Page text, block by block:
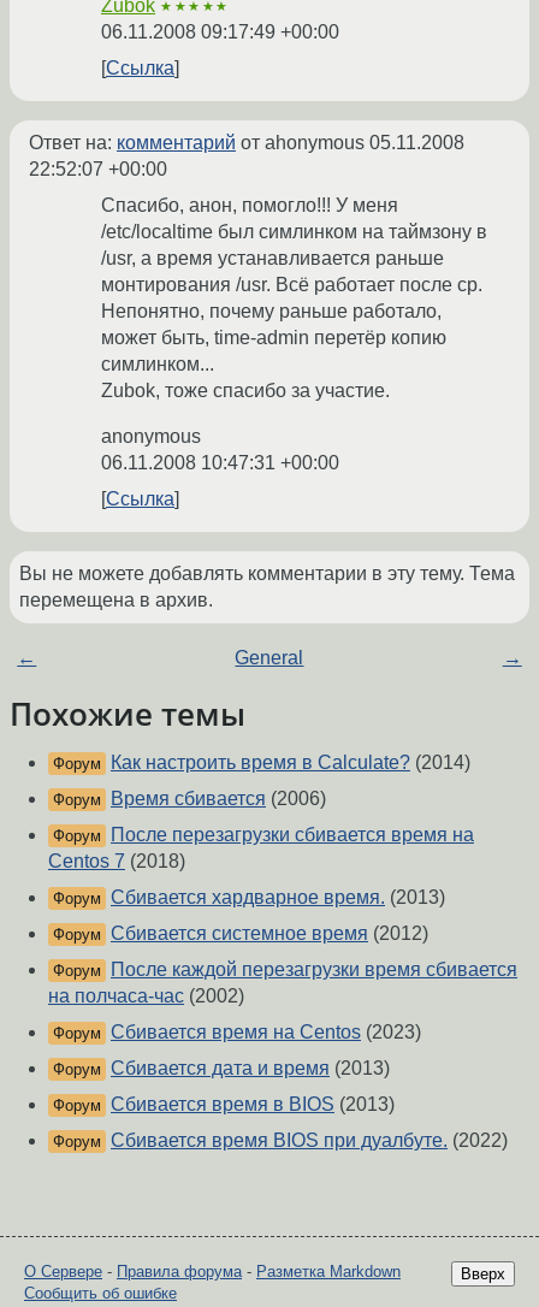
Zubok ★★★★★
06.11.2008 09:17:49 +00:00
Ссылка
Ответ на: комментарий от ahonymous 05.11.2008
22:52:07 +00:00
Спасибо, анон, помогло!!! У меня
/etc/localtime был симлинком на таймзону в
/usr, а время устанавливается раньше
монтирования /usr. Всё работает после cp.
Непонятно, почему раньше работало,
может быть, time-admin перетёр копию
симлинком...
Zubok, тоже спасибо за участие.
anonymous
06.11.2008 10:47:31 +00:00
Ссылка
Вы не можете добавлять комментарии в эту тему. Тема
перемещена в архив.
← General →
Похожие темы
Форум Как настроить время в Calculate? (2014)
Форум Время сбивается (2006)
Форум
После перезагрузки сбивается время на
Centos 7 (2018)
Форум Сбивается хардварное время. (2013)
Форум Сбивается системное время (2012)
Форум
После каждой перезагрузки время сбивается
на полчаса-час (2002)
Форум Сбивается время на Centos (2023)
Форум Сбивается дата и время (2013)
Форум Сбивается время в BIOS (2013)
Форум Сбивается время BIOS при дуалбуте. (2022)
Вверх
О Сервере - Правила форума- Разметка Markdown
Сообщить об ошибке